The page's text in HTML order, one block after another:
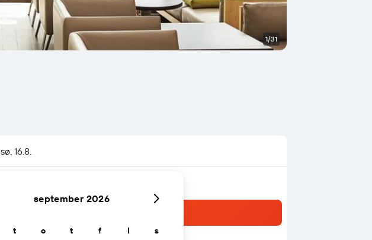
sø. 16.8.
1/31
september 2026
t o t f l s